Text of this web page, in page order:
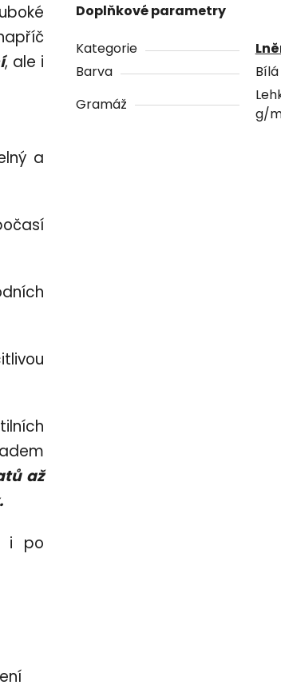
, ale i
a
až
i po
Doplňkové parametry
Kategorie
Barva
Bílá
Gramáž
g/